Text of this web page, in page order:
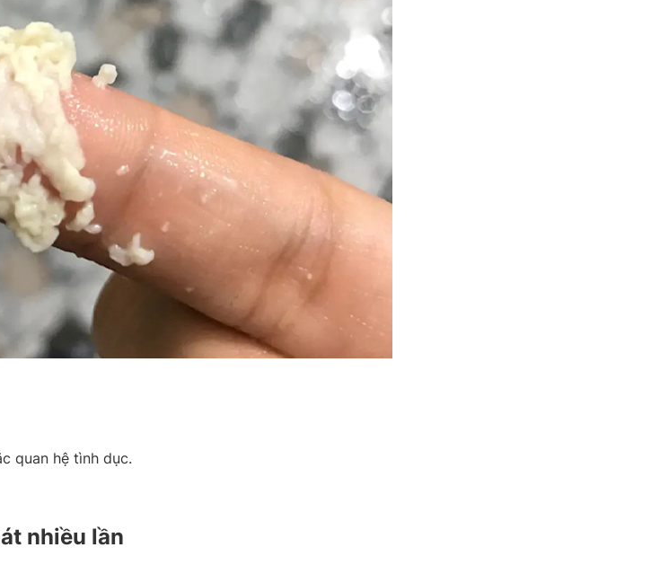
quan hệ tình dục.
nhiều lần